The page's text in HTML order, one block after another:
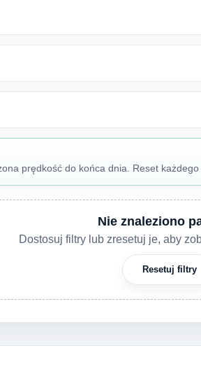
prędkość do końca dnia. Reset każdego
Nie znaleziono
Dostosuj filtry lub zresetuj je, aby
Resetuj filtry